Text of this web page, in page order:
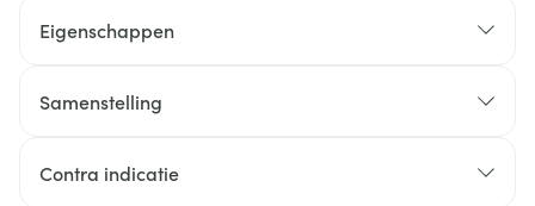
Eigenschappen
Samenstelling
Contra indicatie